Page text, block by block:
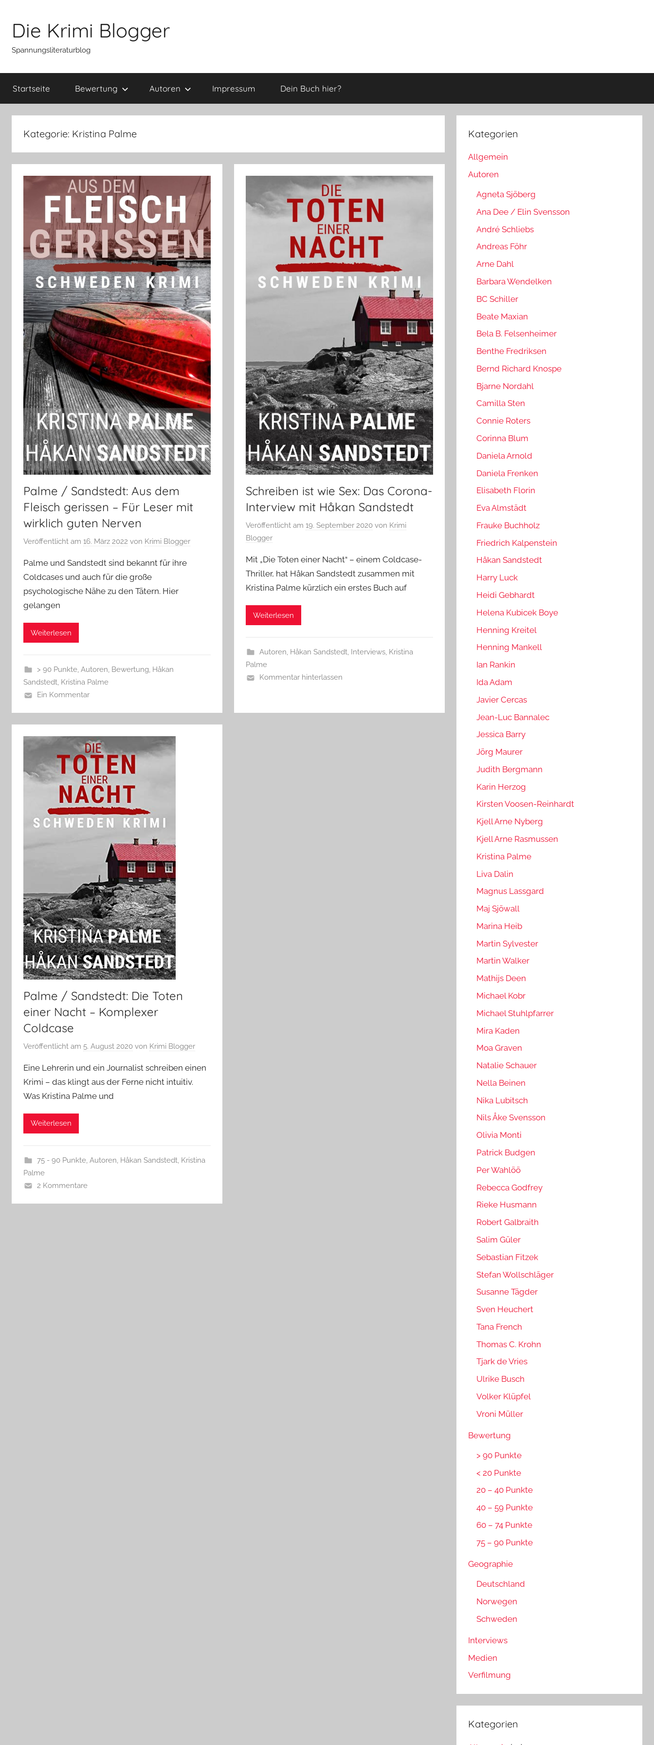
springen
Die Krimi Blogger
Spannungsliteraturblog
Startseite Bewertung Autoren Impressum Dein Buch hier?
Kategorie: Kristina Palme
Palme / Sandstedt: Aus dem
Fleisch gerissen – Für Leser mit
wirklich guten Nerven
Veröffentlicht am 16. März 2022 von Krimi Blogger
Palme und Sandstedt sind bekannt für ihre
Coldcases und auch für die große
psychologische Nähe zu den Tätern. Hier
gelangen
Weiterlesen
> 90 Punkte, Autoren, Bewertung, Håkan
Sandstedt, Kristina Palme
Ein Kommentar
Schreiben ist wie Sex: Das Corona-
Interview mit Håkan Sandstedt
Veröffentlicht am19. September 2020 von Krimi
Blogger
Mit „Die Toten einer Nacht“ – einem Coldcase-
Thriller, hat Håkan Sandstedt zusammen mit
Kristina Palme kürzlich ein erstes Buch auf
Weiterlesen
Autoren, Håkan Sandstedt, Interviews, Kristina
Palme
Kommentar hinterlassen
Palme / Sandstedt: Die Toten
einer Nacht – Komplexer
Coldcase
Veröffentlicht am 5. August 2020 von Krimi Blogger
Eine Lehrerin und ein Journalist schreiben einen
Krimi – das klingt aus der Ferne nicht intuitiv.
Was Kristina Palme und
Weiterlesen
75 - 90 Punkte, Autoren, Håkan Sandstedt, Kristina
Palme
2 Kommentare
Kategorien
Allgemein
Autoren
Agneta Sjöberg
Ana Dee / Elin Svensson
André Schliebs
Andreas Föhr
Arne Dahl
Barbara Wendelken
BC Schiller
Beate Maxian
Bela B. Felsenheimer
Benthe Fredriksen
Bernd Richard Knospe
Bjarne Nordahl
Camilla Sten
Connie Roters
Corinna Blum
Daniela Arnold
Daniela Frenken
Elisabeth Florin
Eva Almstädt
Frauke Buchholz
Friedrich Kalpenstein
Håkan Sandstedt
Harry Luck
Heidi Gebhardt
Helena Kubicek Boye
Henning Kreitel
Henning Mankell
Ian Rankin
Ida Adam
Javier Cercas
Jean-Luc Bannalec
Jessica Barry
Jörg Maurer
Judith Bergmann
Karin Herzog
Kirsten Voosen-Reinhardt
Kjell Arne Nyberg
Kjell Arne Rasmussen
Kristina Palme
Liva Dalin
Magnus Lassgard
Maj Sjöwall
Marina Heib
Martin Sylvester
Martin Walker
Mathijs Deen
Michael Kobr
Michael Stuhlpfarrer
Mira Kaden
Moa Graven
Natalie Schauer
Nella Beinen
Nika Lubitsch
Nils Åke Svensson
Olivia Monti
Patrick Budgen
Per Wahlöö
Rebecca Godfrey
Rieke Husmann
Robert Galbraith
Salim Güler
Sebastian Fitzek
Stefan Wollschläger
Susanne Tägder
Sven Heuchert
Tana French
Thomas C. Krohn
Tjark de Vries
Ulrike Busch
Volker Klüpfel
Vroni Müller
Bewertung
> 90 Punkte
< 20 Punkte
20 – 40 Punkte
40 – 59 Punkte
60 – 74 Punkte
75 – 90 Punkte
Geographie
Deutschland
Norwegen
Schweden
Interviews
Medien
Verfilmung
Kategorien